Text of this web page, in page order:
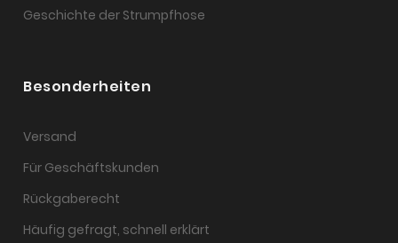
Geschichte der Strumpfhose
Besonderheiten
Versand
Für Geschäftskunden
Rückgaberecht
Häufig gefragt, schnell erklärt